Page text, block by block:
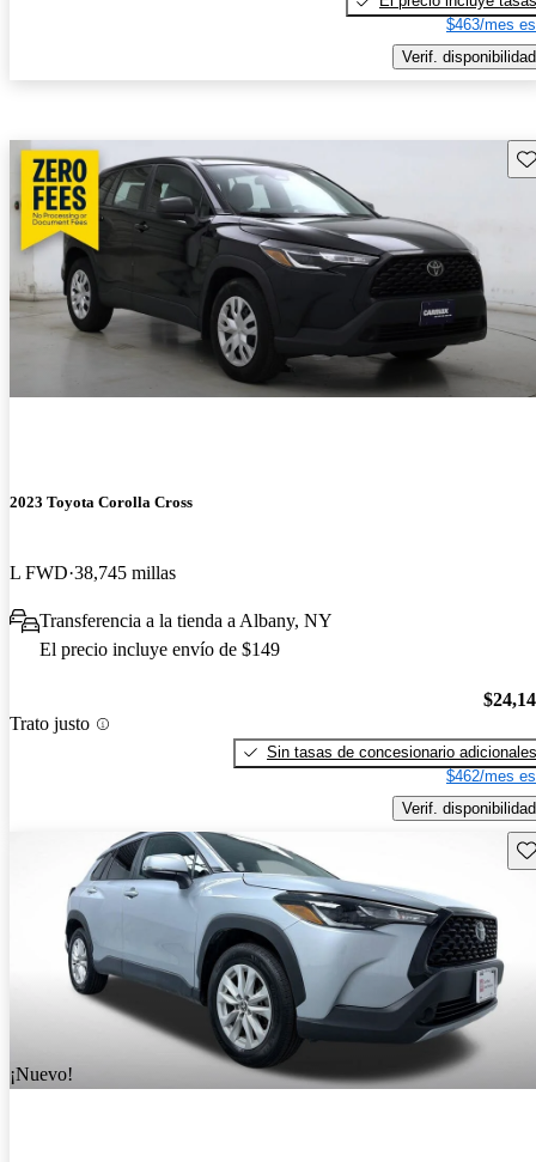
$463/mes
Verif. disponibilidad
2023 Toyota Corolla Cross
L FWD 38,745 millas
Transferencia a la tienda a Albany, NY
El precio incluye envío de $149
Trato justo
Sin tasas de concesionario adicionales
$462/mes
Verif. disponibilidad
¡Nuevo!